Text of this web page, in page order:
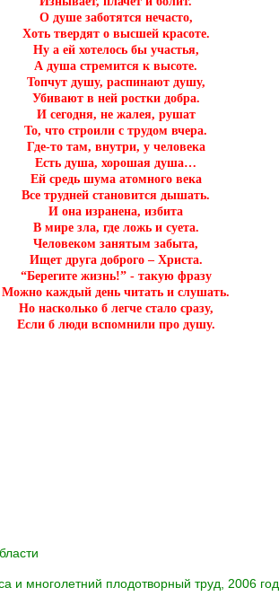
О душе заботятся нечасто,
Хоть твердят о высшей красоте.
Ну а ей хотелось бы участья,
А душа стремится к высоте.
Топчут душу, распинают душу,
Убивают в ней ростки добра.
И сегодня, не жалея, рушат
То, что строили с трудом вчера.
Где-то там, внутри, у человека
Есть душа, хорошая душа…
Ей средь шума атомного века
Все трудней становится дышать.
И она изранена, избита
В мире зла, где ложь и суета.
Человеком занятым забыта,
Ищет друга доброго – Христа.
“Берегите жизнь!” - такую фразу
Можно каждый день читать и слушать.
Но насколько б легче стало сразу,
Если б люди вспомнили про душу.
и многолетний плодотворный труд, 2006 год.